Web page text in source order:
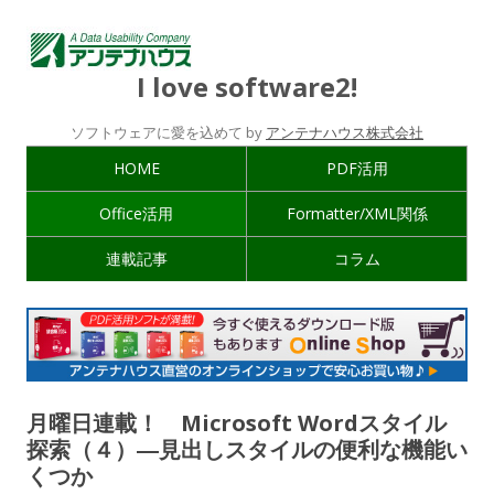
I love software2!
ソフトウェアに愛を込めて by アンテナハウス株式会社
HOME PDF活用
Office活用 Formatter/XML関係
連載記事 コラム
月曜日連載！ Microsoft Wordスタイル
探索（４）―見出しスタイルの便利な機能い
くつか